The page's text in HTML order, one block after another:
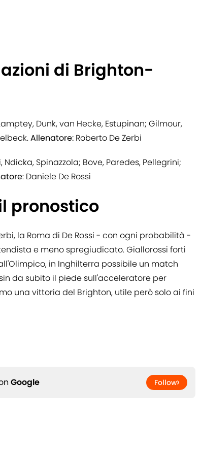
di Brighton-
Dunk, van Hecke, Estupinan; Gilmour,
Allenatore: Roberto De Zerbi
Ndicka, Spinazzola; Bove, Paredes, Pellegrini;
: Daniele De Rossi
pronostico
la Roma di De Rossi - con ogni probabilità -
e meno spregiudicato. Giallorossi forti
in Inghilterra possibile un match
da subito il piede sull'acceleratore per
una vittoria del Brighton, utile però solo ai fini
Google Follow